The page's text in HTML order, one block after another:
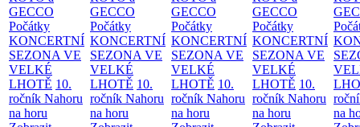
GECCO
Počátky
KONCERTNÍ
SEZONA VE
VELKÉ
LHOTĚ 10.
ročník Nahoru
na horu
GECCO
Počátky
KONCERTNÍ
SEZONA VE
VELKÉ
LHOTĚ 10.
ročník Nahoru
na horu
GECCO
Počátky
KONCERTNÍ
SEZONA VE
VELKÉ
LHOTĚ 10.
ročník Nahoru
na horu
GECCO
Počátky
KONCERTNÍ
SEZONA VE
VELKÉ
LHOTĚ 10.
ročník Nahoru
na horu
na